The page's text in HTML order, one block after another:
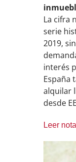
La cifra
serie
2019,
interés
España
alquilar
desde
Leer nota